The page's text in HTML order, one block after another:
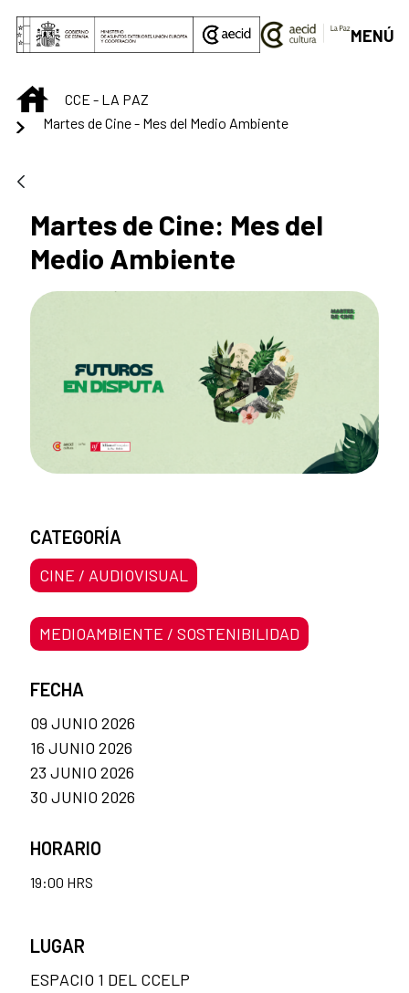
Saltar al contenido principal
MENÚ
INICIOCCE - LA PAZ
Martes de Cine - Mes del Medio Ambiente
Martes de Cine: Mes del
Medio Ambiente
CATEGORÍA
CINE / AUDIOVISUAL
MEDIOAMBIENTE / SOSTENIBILIDAD
FECHA
09 JUNIO 2026
16 JUNIO 2026
23 JUNIO 2026
30 JUNIO 2026
HORARIO
19:00 HRS
LUGAR
ESPACIO 1 DEL CCELP